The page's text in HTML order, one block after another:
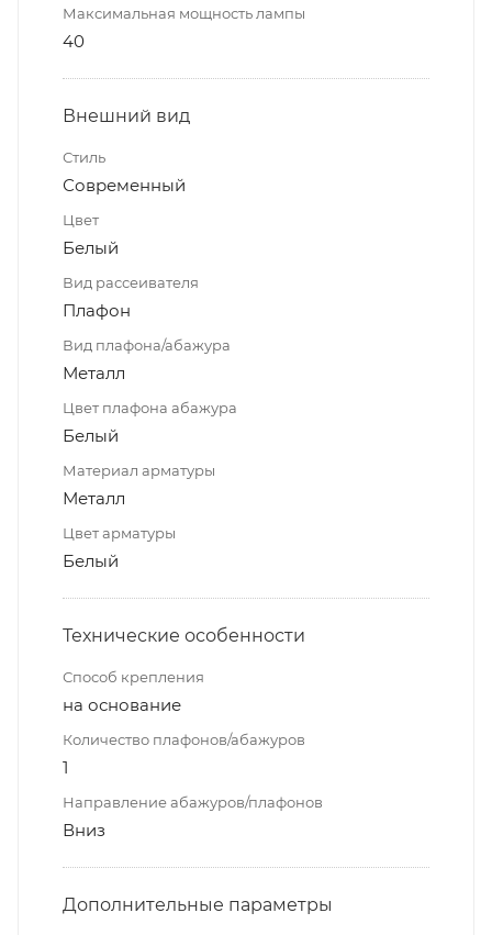
Максимальная мощность лампы
40
Внешний вид
Стиль
Современный
Цвет
Белый
Вид рассеивателя
Плафон
Вид плафона/абажура
Металл
Цвет плафона абажура
Белый
Материал арматуры
Металл
Цвет арматуры
Белый
Технические особенности
Способ крепления
на основание
Количество плафонов/абажуров
1
Направление абажуров/плафонов
Вниз
Дополнительные параметры